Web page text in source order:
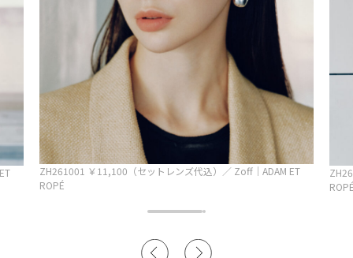
ZH261001 ￥11,100（セットレンズ代込）／ Zoff｜ADAM ET
ROPÉ